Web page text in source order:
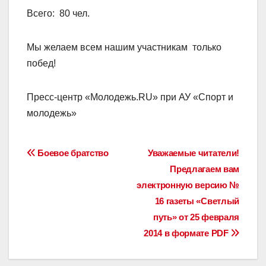
Всего: 80 чел.
Мы желаем всем нашим участникам только
побед!
Пресс-центр «Молодежь.RU» при АУ «Спорт и
молодежь»
Навигация
Уважаемые читатели!
Предлагаем вам
электронную версию №
16 газеты «Светлый
путь» от 25 февраля
2014 в формате PDF
Боевое братство